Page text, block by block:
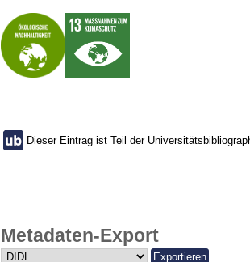
Dieser Eintrag ist Teil der
Metadaten-Export